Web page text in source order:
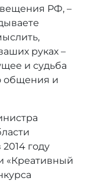
РФ, –
руках –
и судьба
общения и
году
«Креативный